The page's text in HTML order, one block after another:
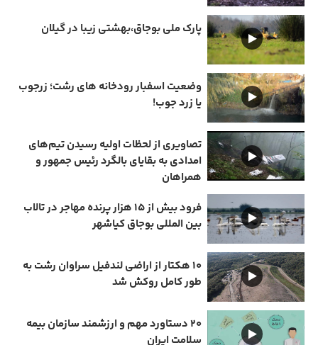
پارک ملی بوجاق،بهشتی زیبا در گیلان
وضعیت اسفبار رودخانه های رشت؛ زرجوب
یا زرد جوب!
تصاویری از لحظات اولیه رسیدن تیم‌های
امدادی به بقایای بالگرد رئیس جمهور و
همراهان
فرود بیش از ۱۵ هزار پرنده مهاجر در تالاب
بین المللی بوجاق کیاشهر
۱۰ هکتار از اراضی لندفیل سراوان رشت به
طور کامل روکش شد
۲۰ دستاورد مهم و ارزشمند سازمان بیمه
سلامت ایران